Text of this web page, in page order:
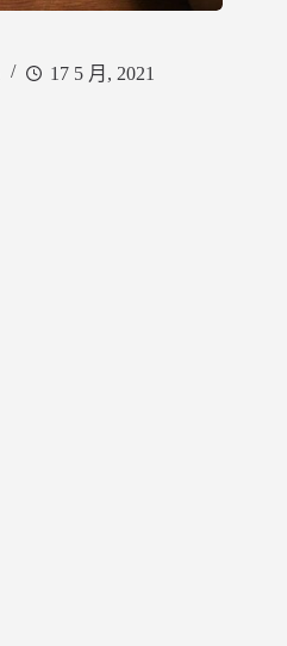
17 5 月, 2021